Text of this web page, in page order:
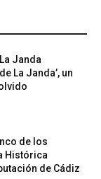
Janda
La Janda’, un
de los
Histórica
de Cádiz